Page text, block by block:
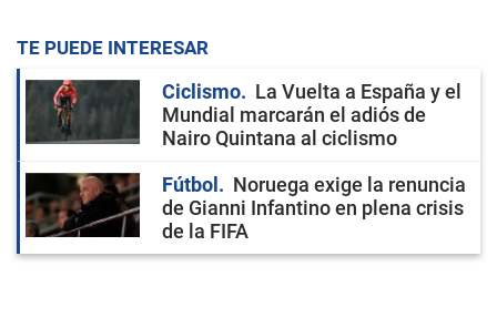
TE PUEDE INTERESAR
Ciclismo
La Vuelta a España y el
Mundial marcarán el adiós de
Nairo Quintana al ciclismo
Fútbol
Noruega exige la renuncia
de Gianni Infantino en plena crisis
de la FIFA